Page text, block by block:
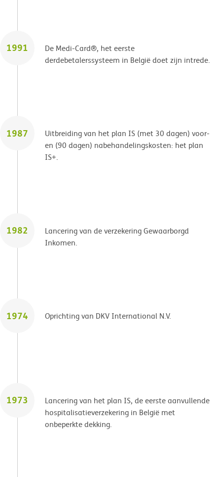
1991
De Medi-Card®, het eerste
derdebetalerssysteem in België doet zijn intrede.
1987
Uitbreiding van het plan IS (met 30 dagen) voor-
en (90 dagen) nabehandelingskosten: het plan
IS+.
1982
Lancering van de verzekering Gewaarborgd
Inkomen.
1974 Oprichting van DKV International N.V.
1973
Lancering van het plan IS, de eerste aanvullende
hospitalisatieverzekering in België met
onbeperkte dekking.